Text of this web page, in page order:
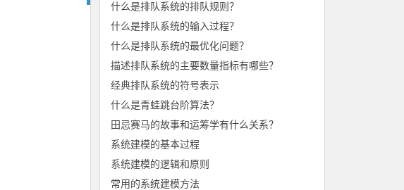
什么是排队系统的排队规则？
什么是排队系统的输入过程？
什么是排队系统的最优化问题？
描述排队系统的主要数量指标有哪些？
经典排队系统的符号表示
什么是青蛙跳台阶算法？
田忌赛马的故事和运筹学有什么关系？
系统建模的基本过程
系统建模的逻辑和原则
常用的系统建模方法